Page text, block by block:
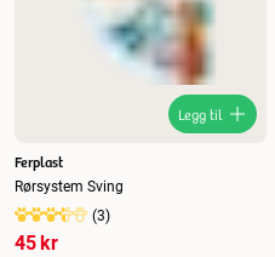
Legg til
Ferplast
Rørsystem Sving
(3)
45 kr